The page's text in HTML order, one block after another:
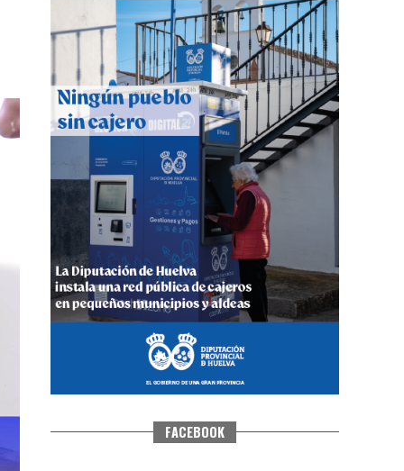
5º DÍA DE LAS FIESTAS COLOMBINAS
2026
·Huelvatv
CUARTA CORRIDA DE LAS FIESTAS
COLOMBINAS 2026
hace 5 días· Huelvatv
FACEBOOK